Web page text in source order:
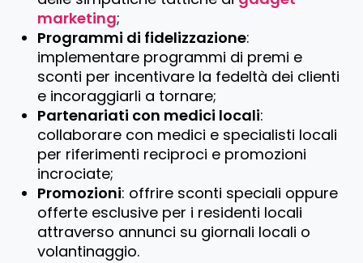
marketing;
Programmi di fidelizzazione:
implementare programmi di premi e
sconti per incentivare la fedeltà dei clienti
e incoraggiarli a tornare;
Partenariati con medici locali:
collaborare con medici e specialisti locali
per riferimenti reciproci e promozioni
incrociate;
Promozioni: offrire sconti speciali oppure
offerte esclusive per i residenti locali
attraverso annunci su giornali locali o
volantinaggio.